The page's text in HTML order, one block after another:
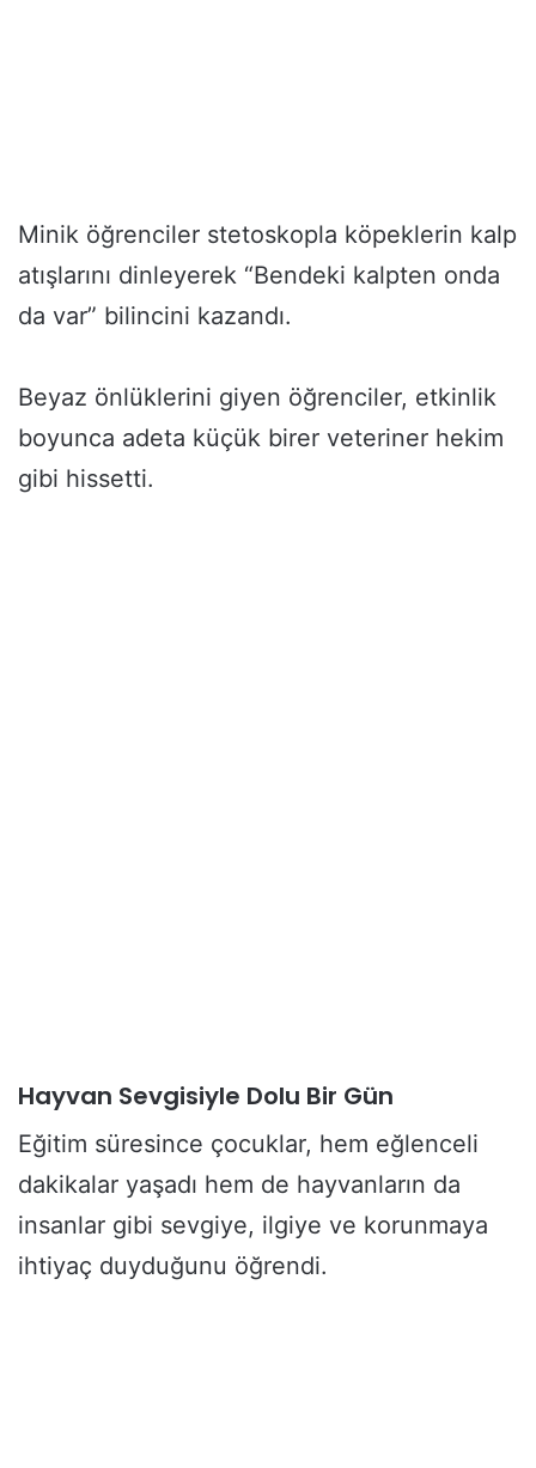
Minik öğrenciler stetoskopla köpeklerin kalp
atışlarını dinleyerek “Bendeki kalpten onda
da var” bilincini kazandı.
Beyaz önlüklerini giyen öğrenciler, etkinlik
boyunca adeta küçük birer veteriner hekim
gibi hissetti.
Hayvan Sevgisiyle Dolu Bir Gün
Eğitim süresince çocuklar, hem eğlenceli
dakikalar yaşadı hem de hayvanların da
insanlar gibi sevgiye, ilgiye ve korunmaya
ihtiyaç duyduğunu öğrendi.